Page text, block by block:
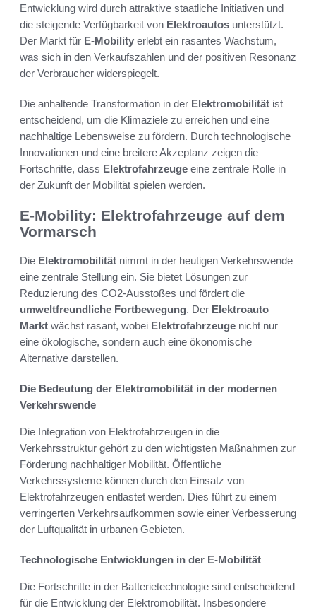
Entwicklung wird durch attraktive staatliche Initiativen und
die steigende Verfügbarkeit von Elektroautos unterstützt.
Der Markt für E-Mobility erlebt ein rasantes Wachstum,
was sich in den Verkaufszahlen und der positiven Resonanz
der Verbraucher widerspiegelt.
Die anhaltende Transformation in der Elektromobilität ist
entscheidend, um die Klimaziele zu erreichen und eine
nachhaltige Lebensweise zu fördern. Durch technologische
Innovationen und eine breitere Akzeptanz zeigen die
Fortschritte, dass Elektrofahrzeuge eine zentrale Rolle in
der Zukunft der Mobilität spielen werden.
E-Mobility: Elektrofahrzeuge auf dem
Vormarsch
Die Elektromobilität nimmt in der heutigen Verkehrswende
eine zentrale Stellung ein. Sie bietet Lösungen zur
Reduzierung des CO2-Ausstoßes und fördert die
umweltfreundliche Fortbewegung. Der Elektroauto
Markt wächst rasant, wobei Elektrofahrzeuge nicht nur
eine ökologische, sondern auch eine ökonomische
Alternative darstellen.
Die Bedeutung der Elektromobilität in der modernen
Verkehrswende
Die Integration von Elektrofahrzeugen in die
Verkehrsstruktur gehört zu den wichtigsten Maßnahmen zur
Förderung nachhaltiger Mobilität. Öffentliche
Verkehrssysteme können durch den Einsatz von
Elektrofahrzeugen entlastet werden. Dies führt zu einem
verringerten Verkehrsaufkommen sowie einer Verbesserung
der Luftqualität in urbanen Gebieten.
Technologische Entwicklungen in der E-Mobilität
Die Fortschritte in der Batterietechnologie sind entscheidend
für die Entwicklung der Elektromobilität. Insbesondere